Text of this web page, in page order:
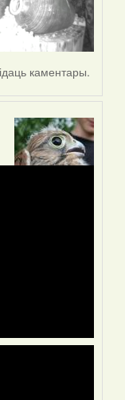
каментары.